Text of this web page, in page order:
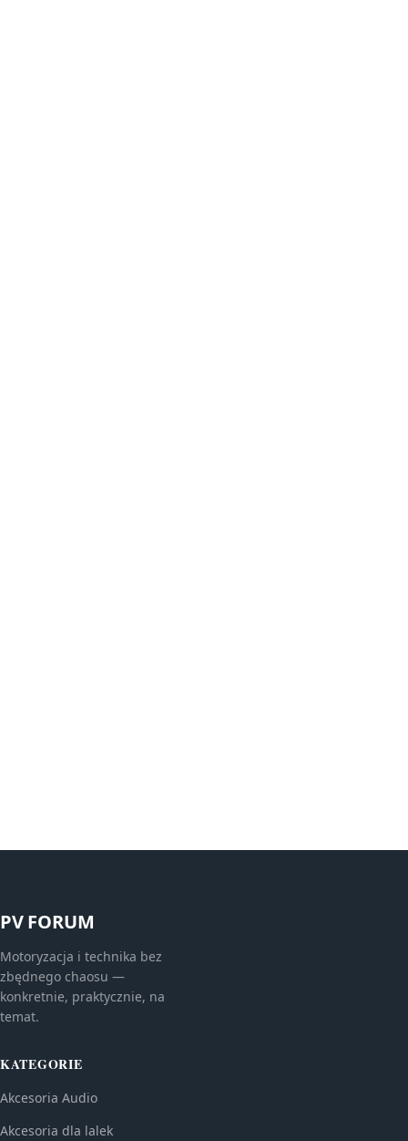
PV FORUM
Motoryzacja i technika bez
zbędnego chaosu —
konkretnie, praktycznie, na
temat.
KATEGORIE
Akcesoria Audio
Akcesoria dla lalek